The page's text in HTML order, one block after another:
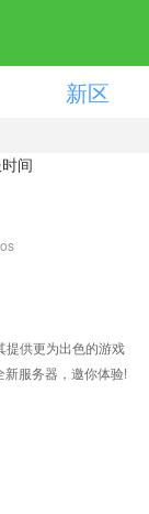
新区
提供更为出色的游戏
服务器，邀你体验!